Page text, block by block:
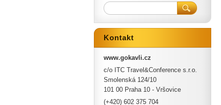
Kontakt
www.gokavli.cz
c/o ITC Travel&Conference s.r.o.
Smolenská 124/10
101 00 Praha 10 - Vršovice
(+420) 602 375 704